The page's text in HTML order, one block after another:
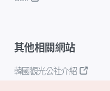
其他相關網站
韓國觀光公社介紹